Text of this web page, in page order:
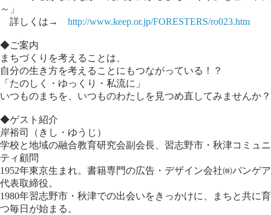
～」
詳しくは→ http://www.keep.or.jp/FORESTERS/ro023.htm
◆ご案内
まちづくりを考えることは、
自分の生き方を考えることにもつながっている！？
「たのしく・ゆっくり・私流に」
いつものまちを、いつものわたしを見つめ直してみませんか？
◆ゲスト紹介
岸裕司（きし・ゆうじ）
学校と地域の融合教育研究会副会長、習志野市・秋津コミュニ
ティ顧問
1952年東京生まれ。書籍専門の広告・デザイン会社㈱パンゲア
代表取締役。
1980年習志野市・秋津での出会いをきっかけに、まちと共に育
つ毎日が始まる。